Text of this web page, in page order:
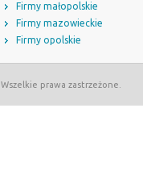
Firmy małopolskie
Firmy mazowieckie
Firmy opolskie
. Wszelkie prawa zastrzeżone.